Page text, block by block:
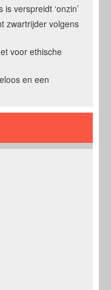
verspreidt ‘onzin’
zwartrijder volgens
voor ethische
en een